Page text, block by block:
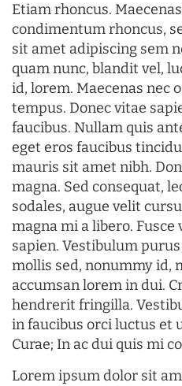
Etiam rhoncus.
condimentum rhoncus,
sit amet adipiscing sem
quam nunc, blandit vel,
id, lorem. Maecenas nec
tempus. Donec vitae
faucibus. Nullam quis
eget eros faucibus
mauris sit amet nibh.
magna. Sed consequat,
sodales, augue velit
magna mi a libero.
sapien. Vestibulum
mollis sed, nonummy id,
accumsan lorem in dui.
hendrerit fringilla.
in faucibus orci luctus et
Curae; In ac dui quis mi
Lorem ipsum dolor sit